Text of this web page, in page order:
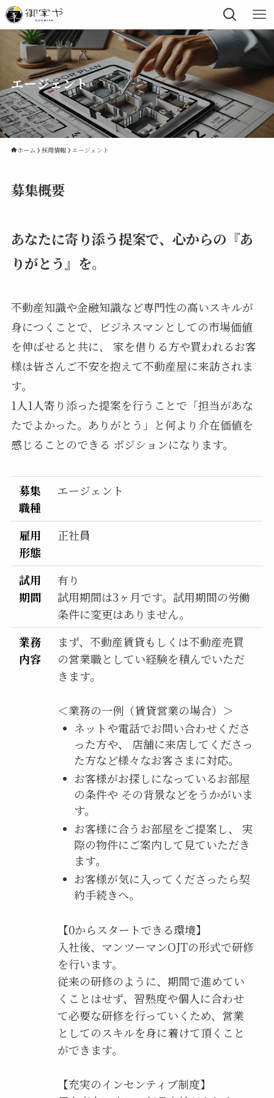
エージェント
ホーム 採用情報 エージェント
募集概要
あなたに寄り添う提案で、心からの『あ
りがとう』を。
不動産知識や金融知識など専門性の高いスキルが
身につくことで、ビジネスマンとしての市場価値
を伸ばせると共に、 家を借りる方や買われるお客
様は皆さんご不安を抱えて不動産屋に来訪されま
す。
1人1人寄り添った提案を行うことで「担当があな
たでよかった。ありがとう」と何より介在価値を
感じることのできる ポジションになります。
募集
職種
エージェント
雇用
形態
正社員
試用
期間
有り
試用期間は3ヶ月です。試用期間の労働
条件に変更はありません。
業務
内容
まず、不動産賃貸もしくは不動産売買
の営業職としてい経験を積んでいただ
きます。
＜業務の一例（賃貸営業の場合）＞
ネットや電話でお問い合わせくださ
った方や、 店舗に来店してくださっ
た方など様々なお客さまに対応。
お客様がお探しになっているお部屋
の条件や その背景などをうかがいま
す。
お客様に合うお部屋をご提案し、 実
際の物件にご案内して見ていただき
ます。
お客様が気に入ってくださったら契
約手続きへ。
【0からスタートできる環境】
入社後、マンツーマンOJTの形式で研修
を行います。
従来の研修のように、期間で進めてい
くことはせず、習熟度や個人に合わせ
て必要な研修を行っていくため、営業
としてのスキルを身に着けて頂くこと
ができます。
【充実のインセンティブ制度】